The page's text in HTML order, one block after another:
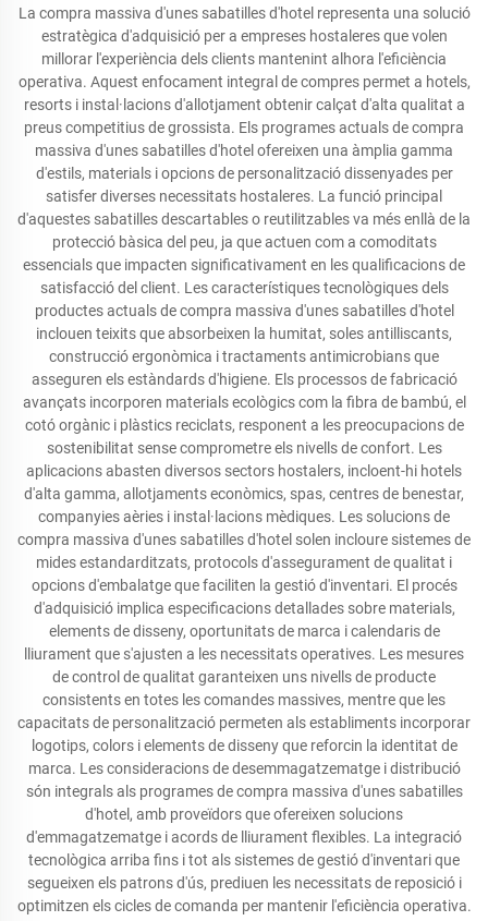
La compra massiva d'unes sabatilles d'hotel representa una solució
estratègica d'adquisició per a empreses hostaleres que volen
millorar l'experiència dels clients mantenint alhora l'eficiència
operativa. Aquest enfocament integral de compres permet a hotels,
resorts i instal·lacions d'allotjament obtenir calçat d'alta qualitat a
preus competitius de grossista. Els programes actuals de compra
massiva d'unes sabatilles d'hotel ofereixen una àmplia gamma
d'estils, materials i opcions de personalització dissenyades per
satisfer diverses necessitats hostaleres. La funció principal
d'aquestes sabatilles descartables o reutilitzables va més enllà de la
protecció bàsica del peu, ja que actuen com a comoditats
essencials que impacten significativament en les qualificacions de
satisfacció del client. Les característiques tecnològiques dels
productes actuals de compra massiva d'unes sabatilles d'hotel
inclouen teixits que absorbeixen la humitat, soles antilliscants,
construcció ergonòmica i tractaments antimicrobians que
asseguren els estàndards d'higiene. Els processos de fabricació
avançats incorporen materials ecològics com la fibra de bambú, el
cotó orgànic i plàstics reciclats, responent a les preocupacions de
sostenibilitat sense comprometre els nivells de confort. Les
aplicacions abasten diversos sectors hostalers, incloent-hi hotels
d'alta gamma, allotjaments econòmics, spas, centres de benestar,
companyies aèries i instal·lacions mèdiques. Les solucions de
compra massiva d'unes sabatilles d'hotel solen incloure sistemes de
mides estandarditzats, protocols d'assegurament de qualitat i
opcions d'embalatge que faciliten la gestió d'inventari. El procés
d'adquisició implica especificacions detallades sobre materials,
elements de disseny, oportunitats de marca i calendaris de
lliurament que s'ajusten a les necessitats operatives. Les mesures
de control de qualitat garanteixen uns nivells de producte
consistents en totes les comandes massives, mentre que les
capacitats de personalització permeten als establiments incorporar
logotips, colors i elements de disseny que reforcin la identitat de
marca. Les consideracions de desemmagatzematge i distribució
són integrals als programes de compra massiva d'unes sabatilles
d'hotel, amb proveïdors que ofereixen solucions
d'emmagatzematge i acords de lliurament flexibles. La integració
tecnològica arriba fins i tot als sistemes de gestió d'inventari que
segueixen els patrons d'ús, prediuen les necessitats de reposició i
optimitzen els cicles de comanda per mantenir l'eficiència operativa.